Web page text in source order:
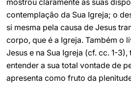
mostrou claramente as suas
contemplação da Sua Igreja; o
si mesma pela causa de Jesus
corpo, que é a Igreja. Também o
Jesus e na Sua Igreja (cf. cc. 1-
entender a sua total vontade de
apresenta como fruto da